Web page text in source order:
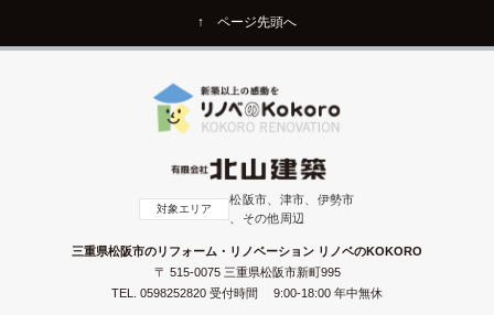
↑ ページ先頭へ
対象エリア
松阪市、津市、伊勢市
、その他周辺
三重県松阪市のリフォーム・リノベーション リノベのKOKORO
〒 515-0075 三重県松阪市新町995
TEL. 0598252820 受付時間 9:00-18:00 年中無休